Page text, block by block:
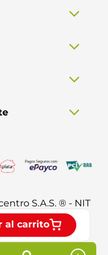
al carrito
S.A.S. ® - NIT
reservados.